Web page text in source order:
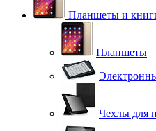
Планшеты и
Планшеты
Чехлы для